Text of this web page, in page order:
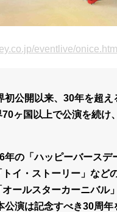
eventlive/onice.html
初公開以来、30年を超
ヶ国以上で公演を続け
年の「ハッピーバース
イ・ストーリー」など
ールスターカーニバル
公演は記念すべき30周年